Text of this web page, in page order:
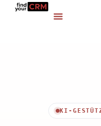
KI-